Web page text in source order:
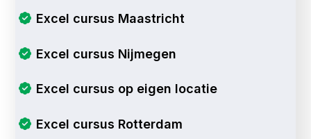
Excel cursus Maastricht
Excel cursus Nijmegen
Excel cursus op eigen locatie
Excel cursus Rotterdam